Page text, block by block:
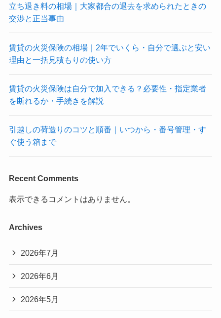
立ち退き料の相場｜大家都合の退去を求められたときの
交渉と正当事由
賃貸の火災保険の相場｜2年でいくら・自分で選ぶと安い
理由と一括見積もりの使い方
賃貸の火災保険は自分で加入できる？必要性・指定業者
を断れるか・手続きを解説
引越しの荷造りのコツと順番｜いつから・番号管理・す
ぐ使う箱まで
Recent Comments
表示できるコメントはありません。
Archives
2026年7月
2026年6月
2026年5月